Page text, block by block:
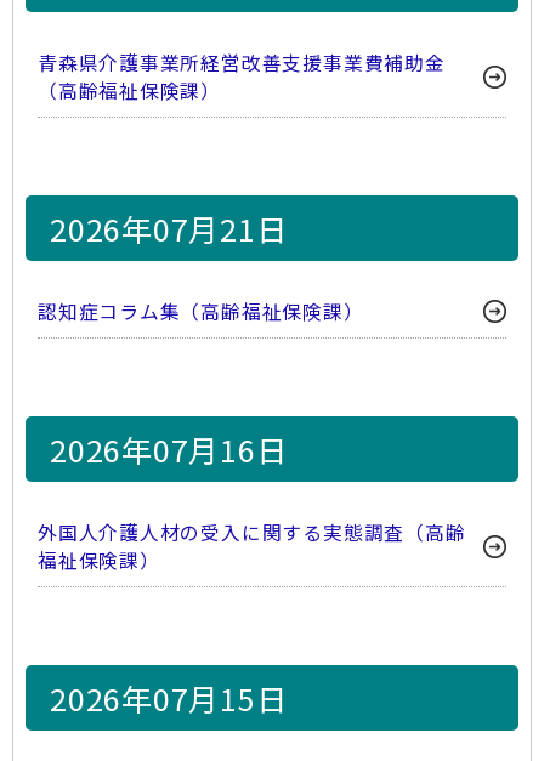
青森県介護事業所経営改善支援事業費補助金
（高齢福祉保険課）
2026年07月21日
認知症コラム集（高齢福祉保険課）
2026年07月16日
外国人介護人材の受入に関する実態調査（高齢
福祉保険課）
2026年07月15日